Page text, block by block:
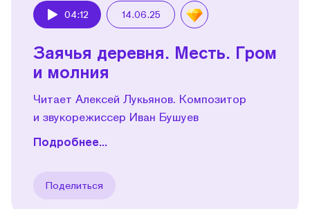
04:12 14.06.25
Заячья деревня. Месть. Гром
и молния
Читает Алексей Лукьянов. Композитор
и звукорежиссер Иван Бушуев
Подробнее...
Поделиться